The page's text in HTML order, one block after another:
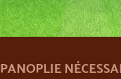
PANOPLIE